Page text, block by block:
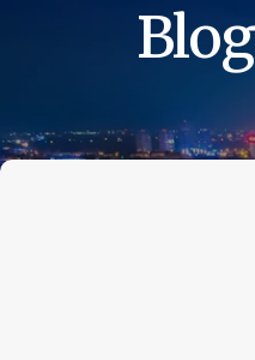
Blog